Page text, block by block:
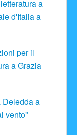
a
d'Italia a
per il
a Grazia
Deledda a
vento"